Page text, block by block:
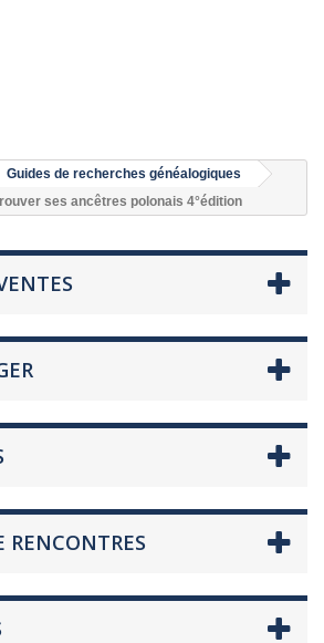
Guides de recherches généalogiques
ses ancêtres polonais 4°édition
RENCONTRES